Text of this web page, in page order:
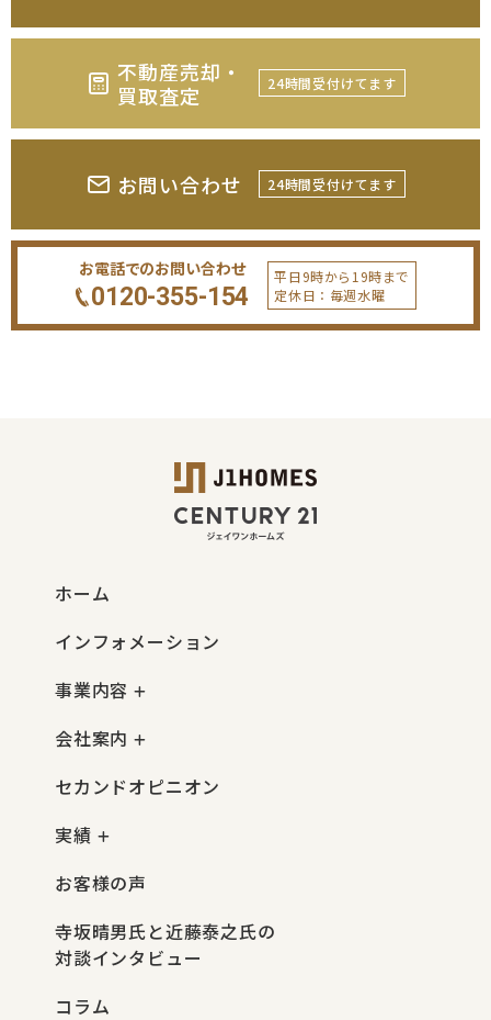
不動産売却・
買取査定
24時間受付けてます
お問い合わせ 24時間受付けてます
お電話でのお問い合わせ
0120-355-154
平日9時から19時まで
定休日：毎週水曜
ホーム
インフォメーション
事業内容
会社案内
セカンドオピニオン
実績
お客様の声
寺坂晴男氏と近藤泰之氏の
対談インタビュー
コラム